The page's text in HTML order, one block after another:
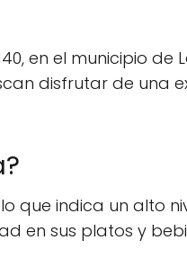
en el municipio de
disfrutar de una
indica un alto
en sus platos y